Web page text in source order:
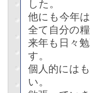
した。
他にも今年
全て自分の
来年も日々
す。
個人的には
い。